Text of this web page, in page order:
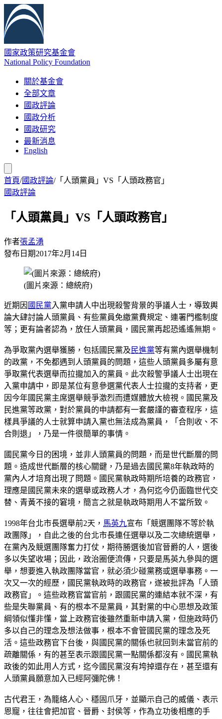
國家政策研究基金會
National Policy Foundation
關於基金會
全部文章
國政評論
國政分析
國政研究
最新消息
English
首頁/國政評論/「人頭黨員」VS「人頭政務官」
國政評論
「人頭黨員」VS「人頭政務官」
作者張孟湧
發布日期2017年2月14日
(圖片來源：總統府)
近期因 國民黨 入黨申請人中出現殺警背景的爭議人士，導致輿
論大肆討論人頭黨員、有些黨員免繳黨費規定、連署門檻制度
等；更有論者認為，放任人頭黨員，國民黨再起恐遙遙無期。
為爭取黨內選舉獲勝，包括國民黨及 民進黨等有黨內選舉機制
的政黨，不免都遇到人頭黨員的問題，這些人頭黨員多屬有意
爭取黨代表選舉而拉攏加入的黨員。此次殺警爭議人士出現在
入黨申請中，即是某位有意參選黨代表人士拉攏的支持者，更
因今年國民黨主席選舉競爭激烈而遭媒體放大檢視。國民黨及
民進黨等政黨，對於黨員的申請都有一套嚴謹的審查程序，這
樣具爭議的人士就算申請入黨也無法成為黨員，「合則收、不
合則退」，乃是一件很簡單的事情。
國民黨今日的困境，並非人頭黨員的問題，而是世代斷層的問
題。造成世代斷層的核心關鍵，乃是過去國民黨8年執政時的
黨內人才培育出現了問題。國民黨執政時期所培養的政務官，
理應是國民黨未來的選舉或政務人才，為何迄今仍面臨世代交
替、青黃不接的窘境，簡言之就是執政時期用人不當所致。
1998年台北市長選舉前2天， 馬英九宣布「競選團隊不等於執
政團隊」，自此之後的台北市長連任選舉以及二次總統選舉，
在黨內及競選團隊奮力打仗，期待勝選後加官晉爵的人，選後
多以失望收場；因此，政治圈便流傳，只要是馬英九參與的選
舉，想要進入執政團隊當官，就必須少碰黨務或選舉事務。一
次又一次的經歷，國民黨執政時的政務官，遂被批評為「人頭
政務官」。這些政務官當官前，跟國民黨的連結本就不深，有
些是失聯黨員、有的根本不是黨員，其對黨的中心思想及政策
綱領似懂非懂，當上政務官後雖然重新申請入黨，但施政時仍
多以自己的理念及想法做事，根本不會管國民黨的理念及死
活。這些政務官下台後，與國民黨的關係也就回到未當官前的
疏離關係，有的甚至表示跟國民黨一點關係都沒有。國民黨執
政後的如此用人方式，迄今國民黨沒有垮掉還存在，甚至還有
人頭黨員願意加入已經阿彌陀佛！
古代君王，為籠絡人心、穩固爪牙，並顯示自己的威儀、表示
恩寵，往往會把加官、晉爵、封侯等，作為立功後相應的手